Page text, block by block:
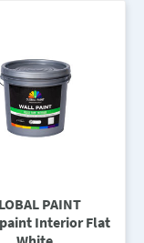
PAINT
Interior Flat